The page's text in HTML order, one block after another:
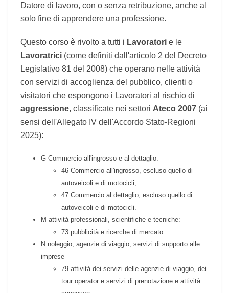
dell'organizzazione di un Datore di lavoro, con o
senza retribuzione, anche al solo fine di
Questo corso è rivolto a tutti iLavoratorie le
Lavoratrici(come definiti dall'articolo 2 del
Decreto Legislativo 81 del 2008) che operano
nelle attività con servizi di accoglienza del
pubblico, clienti o visitatori che espongono i
Lavoratori al rischio diaggressione, classificate
nei settori
G Commercio all'ingrosso e al dettaglio:
46 Commercio all'ingrosso, escluso quello di
autoveicoli e di motocicli;
47 Commercio al dettaglio, escluso quello di
autoveicoli e di motocicli.
M attività professionali, scientifiche e tecniche:
73 pubblicità e ricerche di mercato.
N noleggio, agenzie di viaggio, servizi di supporto alle
imprese
79 attività dei servizi delle agenzie di viaggio, dei